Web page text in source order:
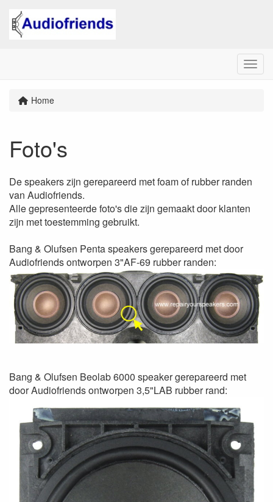
Menu
Home
Foto's
De speakers zijn gerepareerd met foam of rubber randen
van Audiofriends.
Alle gepresenteerde foto's die zijn gemaakt door klanten
zijn met toestemming gebruikt.
Bang & Olufsen Penta speakers gerepareerd met door
Audiofriends ontworpen 3"AF-69 rubber randen:
Bang & Olufsen Beolab 6000 speaker gerepareerd met
door Audiofriends ontworpen 3,5"LAB rubber rand: